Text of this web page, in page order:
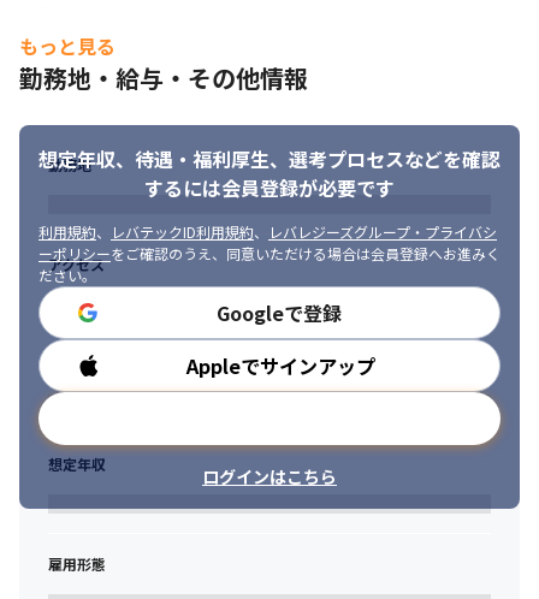
フェーズを経てプロジェクトが進行するため、多角的な視点と柔
軟性がある方
・イノベーションへの情熱: 当社のビジョンに共感し、テクノロジ
・持続可能な視点: 環境や社会への配慮を念頭に、持続可能な製品
開発ができる方
・細部への注意力: サービス、プロダクトの品質の確保において、
・リーダーシップ: チーム(5人-10人程度)をまとめ、プロジェクト
を成功に導くリーダーシップ能力があり、実績のある方
・プロジェクトマネジメント: アジャイルやスクラムといったフレ
ームワークを活用し、変化の早い環境の中で適切にプロジェクト
を成功に導いた実績のある方
・ものづくり企業、メーカーでのプロダクトマネジメント経験の
ある方
・プロダクトデザイン経験のある方
・ハードウェア設計や製造、ソフトウェア設計や開発、両者の橋
渡し領域での開発経験のある方
・スタートアップ企業でのプロダクト立ち上げやマーケティン
グ、グロース実績のある方
■ 求める人物像
もっと見る
勤務地・給与・その他情報
想定年収、待遇・福利厚生、 選考プロセスなどを確認
するには会員登録が必要です
利用規約、 レバテックID利用規約、
レバレジーズグループ・プライバシ
ーポリシーをご確認のうえ、同意いただける場合は会員登録へお進みく
ださい。
Googleで登録
Appleでサインアップ
ログインはこちら
勤務地
アクセス
勤務時間
想定年収
雇用形態